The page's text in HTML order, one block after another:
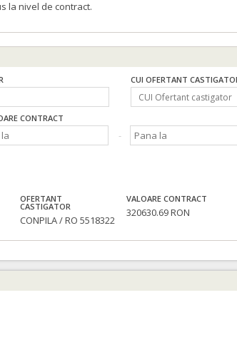
la nivel de contract.
CUI OFERTANT
CONTRACT
OFERTANT
CASTIGATOR
CONPILA / RO 5518322
VALOARE CONTRACT
320630.69 RON